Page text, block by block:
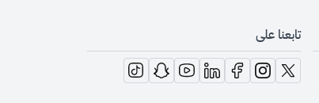
تابعنا على
opens in new window
opens in new window
opens in new window
opens in new window
opens in new window
opens in new window
opens in new window